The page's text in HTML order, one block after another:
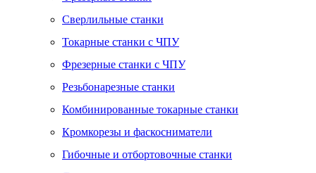
Сверлильные станки
Токарные станки с ЧПУ
Фрезерные станки с ЧПУ
Резьбонарезные станки
Комбинированные токарные станки
Кромкорезы и фаскосниматели
Гибочные и отбортовочные станки